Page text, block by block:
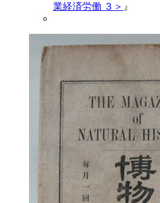
業経済労働 ３＞ 』